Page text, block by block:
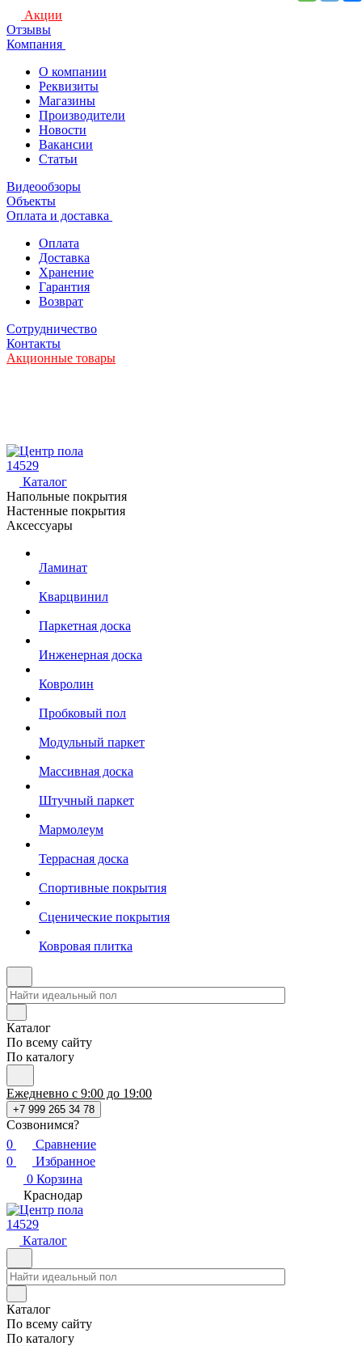
Акции
Отзывы
Компания
О компании
Реквизиты
Магазины
Производители
Новости
Вакансии
Статьи
Видеообзоры
Объекты
Оплата и доставка
Оплата
Доставка
Хранение
Гарантия
Возврат
Сотрудничество
Контакты
Акционные товары
14529
Каталог
Напольные покрытия
Настенные покрытия
Аксессуары
Ламинат
Кварцвинил
Паркетная доска
Инженерная доска
Ковролин
Пробковый пол
Модульный паркет
Массивная доска
Штучный паркет
Мармолеум
Террасная доска
Спортивные покрытия
Сценические покрытия
Ковровая плитка
Каталог
По всему сайту
По каталогу
Ежедневно с 9:00 до 19:00
+7 999 265 34 78
Созвонимся?
0
Сравнение
0
Избранное
0 Корзина
Краснодар
14529
Каталог
Каталог
По всему сайту
По каталогу